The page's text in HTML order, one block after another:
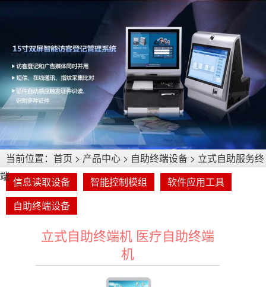
当前位置： 首页 > 产品中心 > 自助终端设备 > 立式自助服务终
端 信息读取设备 智能控制模组
软件应用工具
自助终端设备
立式自助终端机 医疗自助终端
机